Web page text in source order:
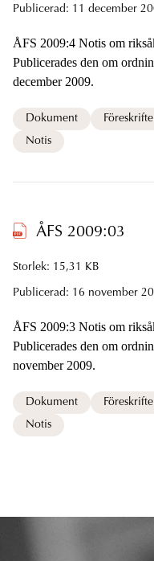
Publicerad: 11 december
ÅFS 2009:4 Notis om
Publicerades den om ordningsbot för vissa brott; 11
december 2009.
Dokument
Notis
ÅFS 2009:03
Storlek: 15,31 KB
Publicerad: 16 november
ÅFS 2009:3 Notis om
Publicerades den om ordningsbot för vissa brott; 16
november 2009.
Dokument
Notis